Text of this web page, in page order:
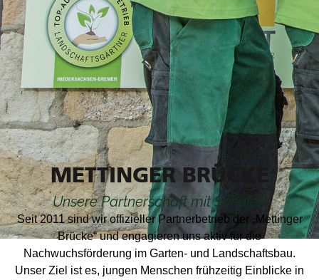
METTINGER BRÜCKE
Unsere Partnerschaft mit Schulen
Seit 2011 sind wir offizieller Partnerbetrieb der „Mettinger
Brücke“ und engagieren uns aktiv für die
Nachwuchsförderung im Garten- und Landschaftsbau.
Unser Ziel ist es, jungen Menschen frühzeitig Einblicke in